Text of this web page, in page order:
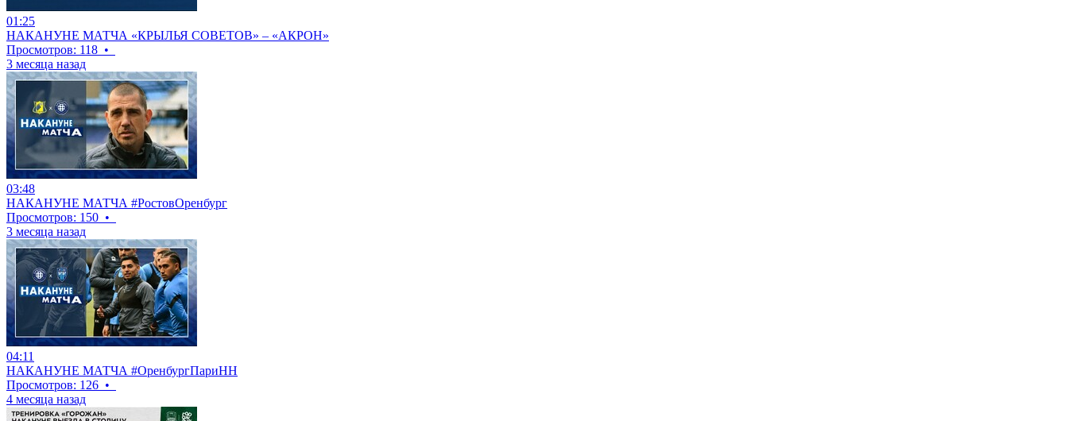
01:25
НАКАНУНЕ МАТЧА «КРЫЛЬЯ СОВЕТОВ» – «АКРОН»
Просмотров: 118 •
3 месяца назад
03:48
НАКАНУНЕ МАТЧА #РостовОренбург
Просмотров: 150 •
3 месяца назад
04:11
НАКАНУНЕ МАТЧА #ОренбургПариНН
Просмотров: 126 •
4 месяца назад